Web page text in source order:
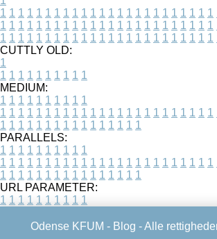
1 1 1 1 1 1 1 1 1 1 1 1 1 1 1 1 1 1 1 1 1 1 1 1
1 1 1 1 1 1 1 1 1 1 1 1 1 1 1 1 1 1 1 1 1 1 1 1
1 1 1 1 1 1 1 1 1 1 1 1 1 1 1 1 1 1 1 1 1 1 1 1
CUTTLY OLD:
1
1 1 1 1 1 1 1 1 1 1
MEDIUM:
1 1 1 1 1 1 1 1 1 1
1 1 1 1 1 1 1 1 1 1 1 1 1 1 1 1 1 1 1 1 1 1 1 1
1 1 1 1 1 1 1 1 1 1 1 1 1 1 1 1
PARALLELS:
1 1 1 1 1 1 1 1 1 1
1 1 1 1 1 1 1 1 1 1 1 1 1 1 1 1 1 1 1 1 1 1 1 1
1 1 1 1 1 1 1 1 1 1 1 1 1 1 1 1
URL PARAMETER:
1 1 1 1 1 1 1 1 1 1
Odense KFUM - Blog - Alle